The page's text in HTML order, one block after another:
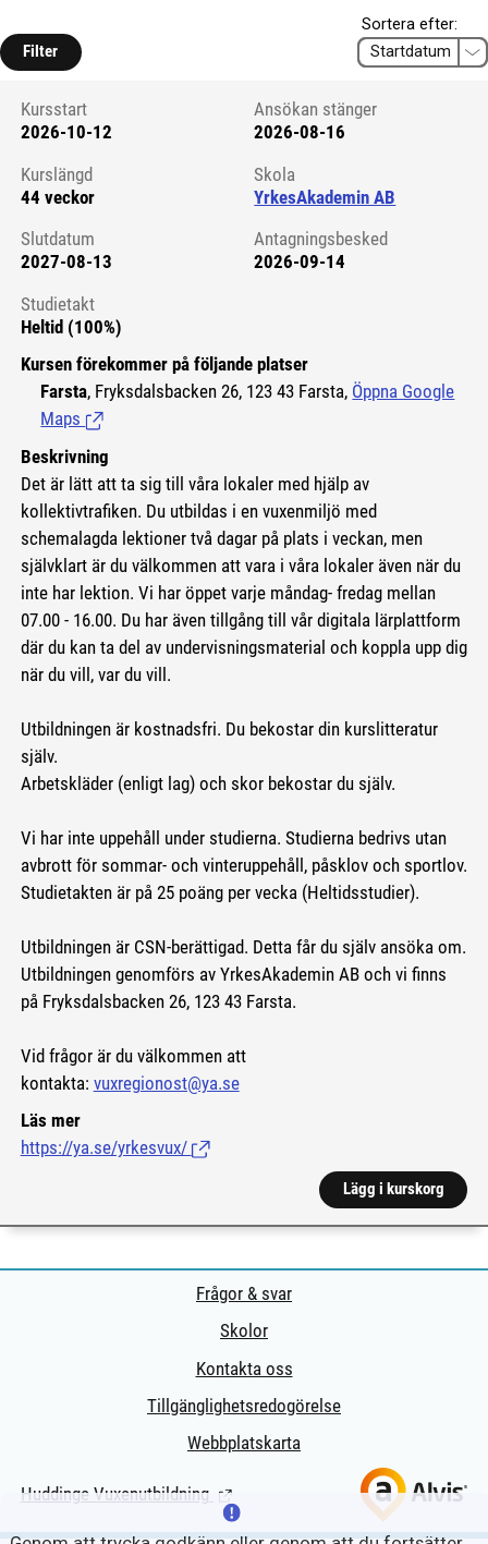
Filter
Sortera efter:
Kursstart 6131129
Kursstart
2026-10-12
Ansökan stänger
2026-08-16
Kurslängd
44 veckor
Skola
YrkesAkademin AB
Slutdatum
2027-08-13
Antagningsbesked
2026-09-14
Studietakt
Heltid (100%)
Kursen förekommer på följande platser
Farsta, Fryksdalsbacken 26, 123 43 Farsta, Öppna Google
Maps (Länk till extern sida.)
Beskrivning
Det är lätt att ta sig till våra lokaler med hjälp av
kollektivtrafiken. Du utbildas i en vuxenmiljö med
schemalagda lektioner två dagar på plats i veckan, men
självklart är du välkommen att vara i våra lokaler även när du
inte har lektion. Vi har öppet varje måndag- fredag mellan
07.00 - 16.00. Du har även tillgång till vår digitala lärplattform
där du kan ta del av undervisningsmaterial och koppla upp dig
när du vill, var du vill.
Utbildningen är kostnadsfri. Du bekostar din kurslitteratur
själv.
Arbetskläder (enligt lag) och skor bekostar du själv.
Vi har inte uppehåll under studierna. Studierna bedrivs utan
avbrott för sommar- och vinteruppehåll, påsklov och sportlov.
Studietakten är på 25 poäng per vecka (Heltidsstudier).
Utbildningen är CSN-berättigad. Detta får du själv ansöka om.
Utbildningen genomförs av YrkesAkademin AB och vi finns
på Fryksdalsbacken 26, 123 43 Farsta.
Vid frågor är du välkommen att
kontakta: vuxregionost@ya.se
Läs mer
https://ya.se/yrkesvux/ (Länk till extern sida.)
Lägg i kurskorg
Frågor & svar
Skolor
Kontakta oss
Tillgänglighetsredogörelse
Webbplatskarta
Huddinge Vuxenutbildning (Länk till extern sida.)